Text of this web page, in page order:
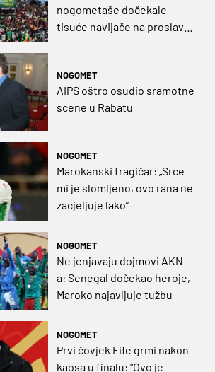
nogometaše dočekale
tisuće navijače na proslavi
NOGOMET
AIPS oštro osudio sramotne
scene u Rabatu
NOGOMET
Marokanski tragičar: „Srce
mi je slomljeno, ovo rana ne
zacjeljuje lako”
NOGOMET
Ne jenjavaju dojmovi AKN-
a: Senegal dočekao heroje,
Maroko najavljuje tužbu
NOGOMET
Prvi čovjek Fife grmi nakon
kaosa u finalu: "Ovo je